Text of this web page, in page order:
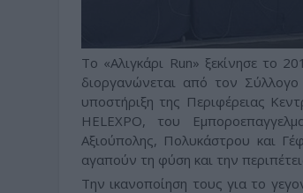
Το «Αλιγκάρι Run» ξεκίνησε το
διοργανώνεται από τον
υποστήριξη της Περιφέρειας
HELEXPO, του
Αξιούπολης, Πολυκάστρου και
αγαπούν τη φύση και την
Την ικανοποίηση τους για το